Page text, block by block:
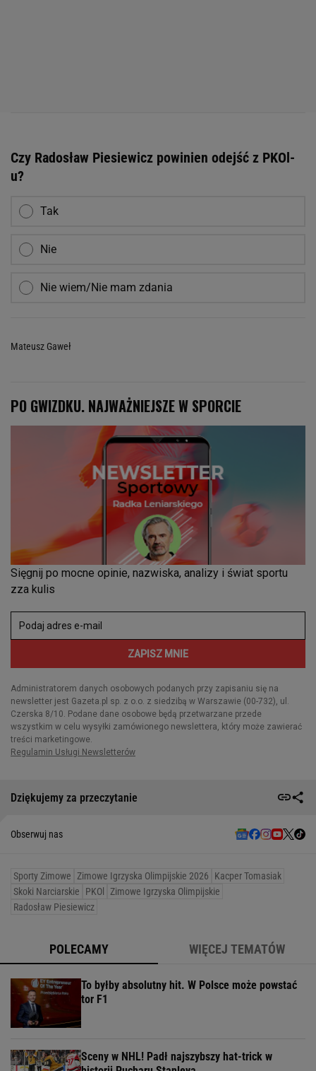
Czy Radosław Piesiewicz powinien odejść z PKOl-
u?
Tak
Nie
Nie wiem/Nie mam zdania
Mateusz Gaweł
Dziękujemy za przeczytanie
Obserwuj nas
Sporty Zimowe Zimowe Igrzyska Olimpijskie 2026
Kacper Tomasiak
Skoki Narciarskie
PKOl
Zimowe Igrzyska Olimpijskie
Radosław Piesiewicz
POLECAMY WIĘCEJ TEMATÓW
To byłby absolutny hit. W Polsce może powstać
tor F1
Sceny w NHL! Padł najszybszy hat-trick w